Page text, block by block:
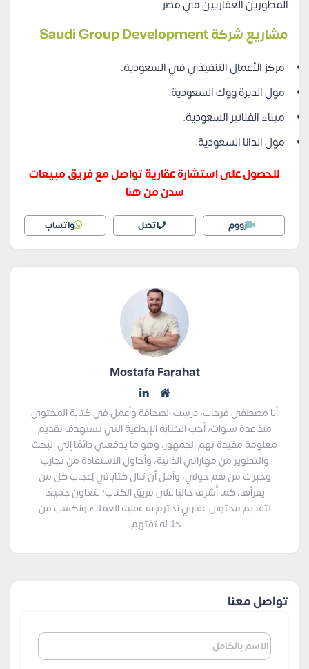
المطورين العقاريين في مصر.
مشاريع شركة Saudi Group Development
مركز الأعمال التنفيذي في السعودية.
مول الديرة ووك السعودية.
ميناء الفناتير السعودية.
مول الدانا السعودية.
للحصول على استشارة عقارية تواصل مع فريق مبيعات
سدن من هنا
زووم اتصل واتساب
Mostafa Farahat
أنا مصطفى فرحات، درست الصحافة وأعمل في كتابة المحتوى
منذ عدة سنوات، أحب الكتابة الإبداعية التي تستهدف تقديم
معلومة مفيدة تهم الجمهور، وهو ما يدفعني دائمًا إلى البحث
والتطوير من مهاراتي الذاتية، وأحاول الاستفادة من تجارب
وخبرات من هم حولي، وآمل أن تنال كتاباتي إعجاب كل من
يقرأها، كما أُشرف حاليًا على فريق الكتاب؛ نتعاون جميعًا
لتقديم محتوى عقاري نحترم به عقلية العملاء ونكسب من
خلاله ثقتهم.
تواصل معنا